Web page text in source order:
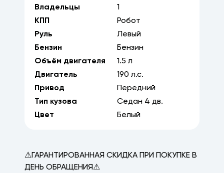
Владельцы
1
КПП
Робот
Руль
Левый
Бензин
Бензин
Объём двигателя
1.5 л
Двигатель
190 л.с.
Привод
Передний
Тип кузова
Седан 4 дв.
Цвет
Белый
⚠ГАРАНТИРОВАННАЯ СКИДКА ПРИ ПОКУПКЕ В
ДЕНЬ ОБРАЩЕНИЯ⚠